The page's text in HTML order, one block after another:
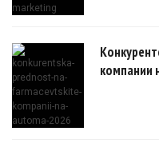
компании